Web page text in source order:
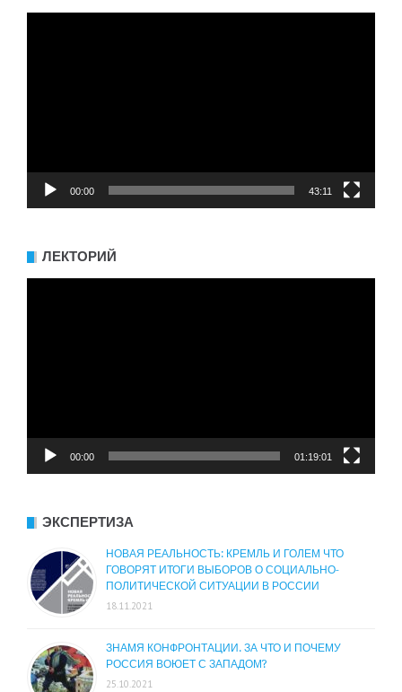
00:00 43:11
ЛЕКТОРИЙ
00:00 01:19:01
ЭКСПЕРТИЗА
НОВАЯ РЕАЛЬНОСТЬ: КРЕМЛЬ И ГОЛЕМ ЧТО
ГОВОРЯТ ИТОГИ ВЫБОРОВ О СОЦИАЛЬНО-
ПОЛИТИЧЕСКОЙ СИТУАЦИИ В РОССИИ
18.11.2021
ЗНАМЯ КОНФРОНТАЦИИ. ЗА ЧТО И ПОЧЕМУ
РОССИЯ ВОЮЕТ С ЗАПАДОМ?
25.10.2021